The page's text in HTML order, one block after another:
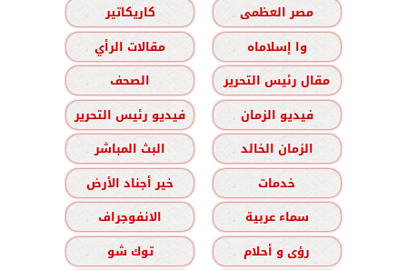
مصر العظمى
كاريكاتير
وا إسلاماه
مقالات الرأي
مقال رئيس التحرير
الصحف
فيديو الزمان
فيديو رئيس التحرير
الزمان الخالد
البث المباشر
خدمات
خير أجناد الأرض
سماء عربية
الانفوجراف
رؤى و أحلام
توك شو